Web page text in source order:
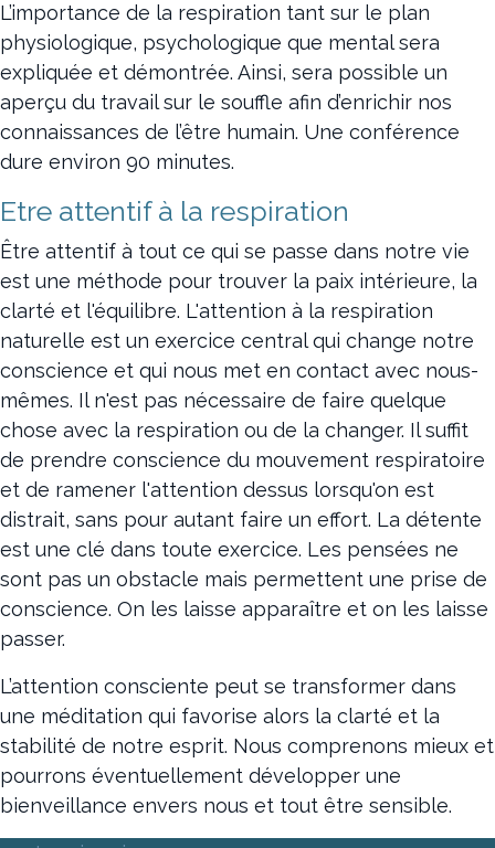
L’importance de la respiration tant sur le plan
physiologique, psychologique que mental sera
expliquée et démontrée. Ainsi, sera possible un
aperçu du travail sur le souffle afin d’enrichir nos
connaissances de l’être humain. Une conférence
dure environ 90 minutes.
Etre attentif à la respiration
Être attentif à tout ce qui se passe dans notre vie
est une méthode pour trouver la paix intérieure, la
clarté et l'équilibre. L'attention à la respiration
naturelle est un exercice central qui change notre
conscience et qui nous met en contact avec nous-
mêmes. Il n'est pas nécessaire de faire quelque
chose avec la respiration ou de la changer. Il suffit
de prendre conscience du mouvement respiratoire
et de ramener l'attention dessus lorsqu'on est
distrait, sans pour autant faire un effort. La détente
est une clé dans toute exercice. Les pensées ne
sont pas un obstacle mais permettent une prise de
conscience. On les laisse apparaître et on les laisse
passer.
L’attention consciente peut se transformer dans
une méditation qui favorise alors la clarté et la
stabilité de notre esprit. Nous comprenons mieux et
pourrons éventuellement développer une
bienveillance envers nous et tout être sensible.